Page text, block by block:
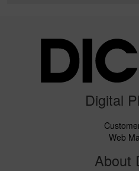
Digital
Web
About